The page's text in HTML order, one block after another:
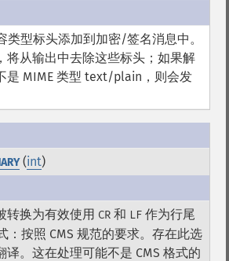
型标头添加到加密/签名消息中。
将从输出中去除这些标头；如果解
是 MIME 类型 text/plain，则会发
(int)
转换为有效使用 CR和 LF作为行尾
：按照 CMS 规范的要求。存在此选
译。这在处理可能不是 CMS 格式的